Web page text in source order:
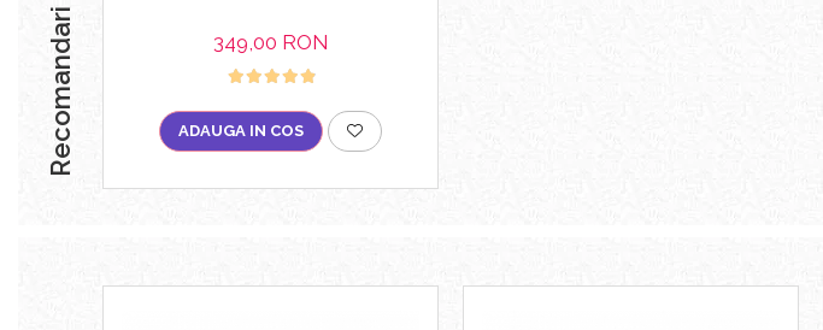
Recomandari 349,00 RON
ADAUGA IN COS